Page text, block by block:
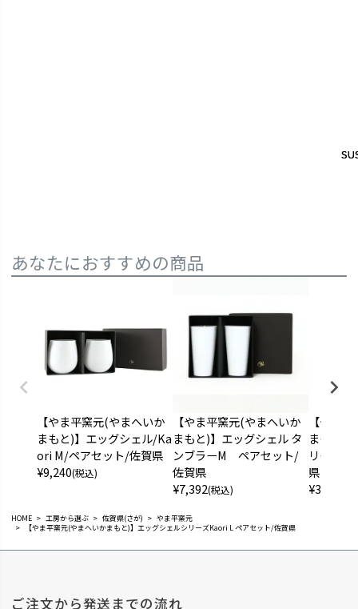
HOME 工房から選ぶ 佐賀県(さが)
やま平窯元
【やま平窯元(やまへいかまもと)】エッグシェルシリーズKaori L ペアセット/佐賀県
あなたにおすすめの商品
【やま平窯元(やまへいか
まもと)】エッグシェル/Ka
ori M/ペアセット/佐賀県
¥9,240(税込)
【やま平窯元(やまへいか
まもと)】エッグシェル タ
ンブラーM ペアセット/
佐賀県
¥7,392(税込)
【やま
まもと)
リーズ
県
¥3,696
ご注文から発送までの流れ